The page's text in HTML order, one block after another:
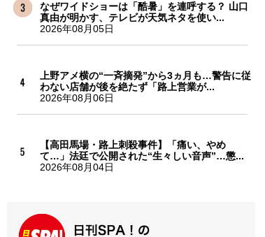
なぜワイドショーは「酷暑」を連呼する？ 山口
真由が明かす、テレビが天気ネタを使い...
2026年08月05日
上野アメ横の“一斉摘発”から3ヵ月も…警告に従
わない店舗が後を絶たず「路上営業が...
2026年08月06日
【高田馬場・路上刺殺事件】「痛い、やめ
て…」法廷で公開された“生々しい音声”…懲...
2026年08月04日